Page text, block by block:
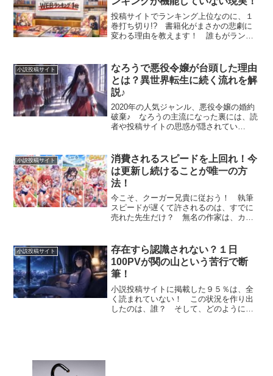
投稿サイトでランキング上位なのに、１
巻打ち切り!? 書籍化がまさかの悲劇に
変わる理由を教えます！ 誰もがランキ
小説投稿サイト
なろうで悪役令嬢が台頭した理由
とは？異世界転生に続く流れを解
説♪
2020年の人気ジャンル、悪役令嬢の婚約
破棄♪ なろうの主流になった裏には、読
者や投稿サイトの思惑が隠されてい
小説投稿サイト
消費されるスピードを上回れ！今
は更新し続けることが唯一の方
法！
今こそ、クーガー兄貴に従おう！ 執筆
スピードが遅くて許されるのは、すでに
売れた先生だけ？ 無名の作家は、カッ
小説投稿サイト
存在すら認識されない？１日
100PVが関の山という苦行で断
筆！
小説投稿サイトに掲載した９５％は、全
く読まれていない！ この状況を作り出
したのは、誰？ そして、どのようにハ